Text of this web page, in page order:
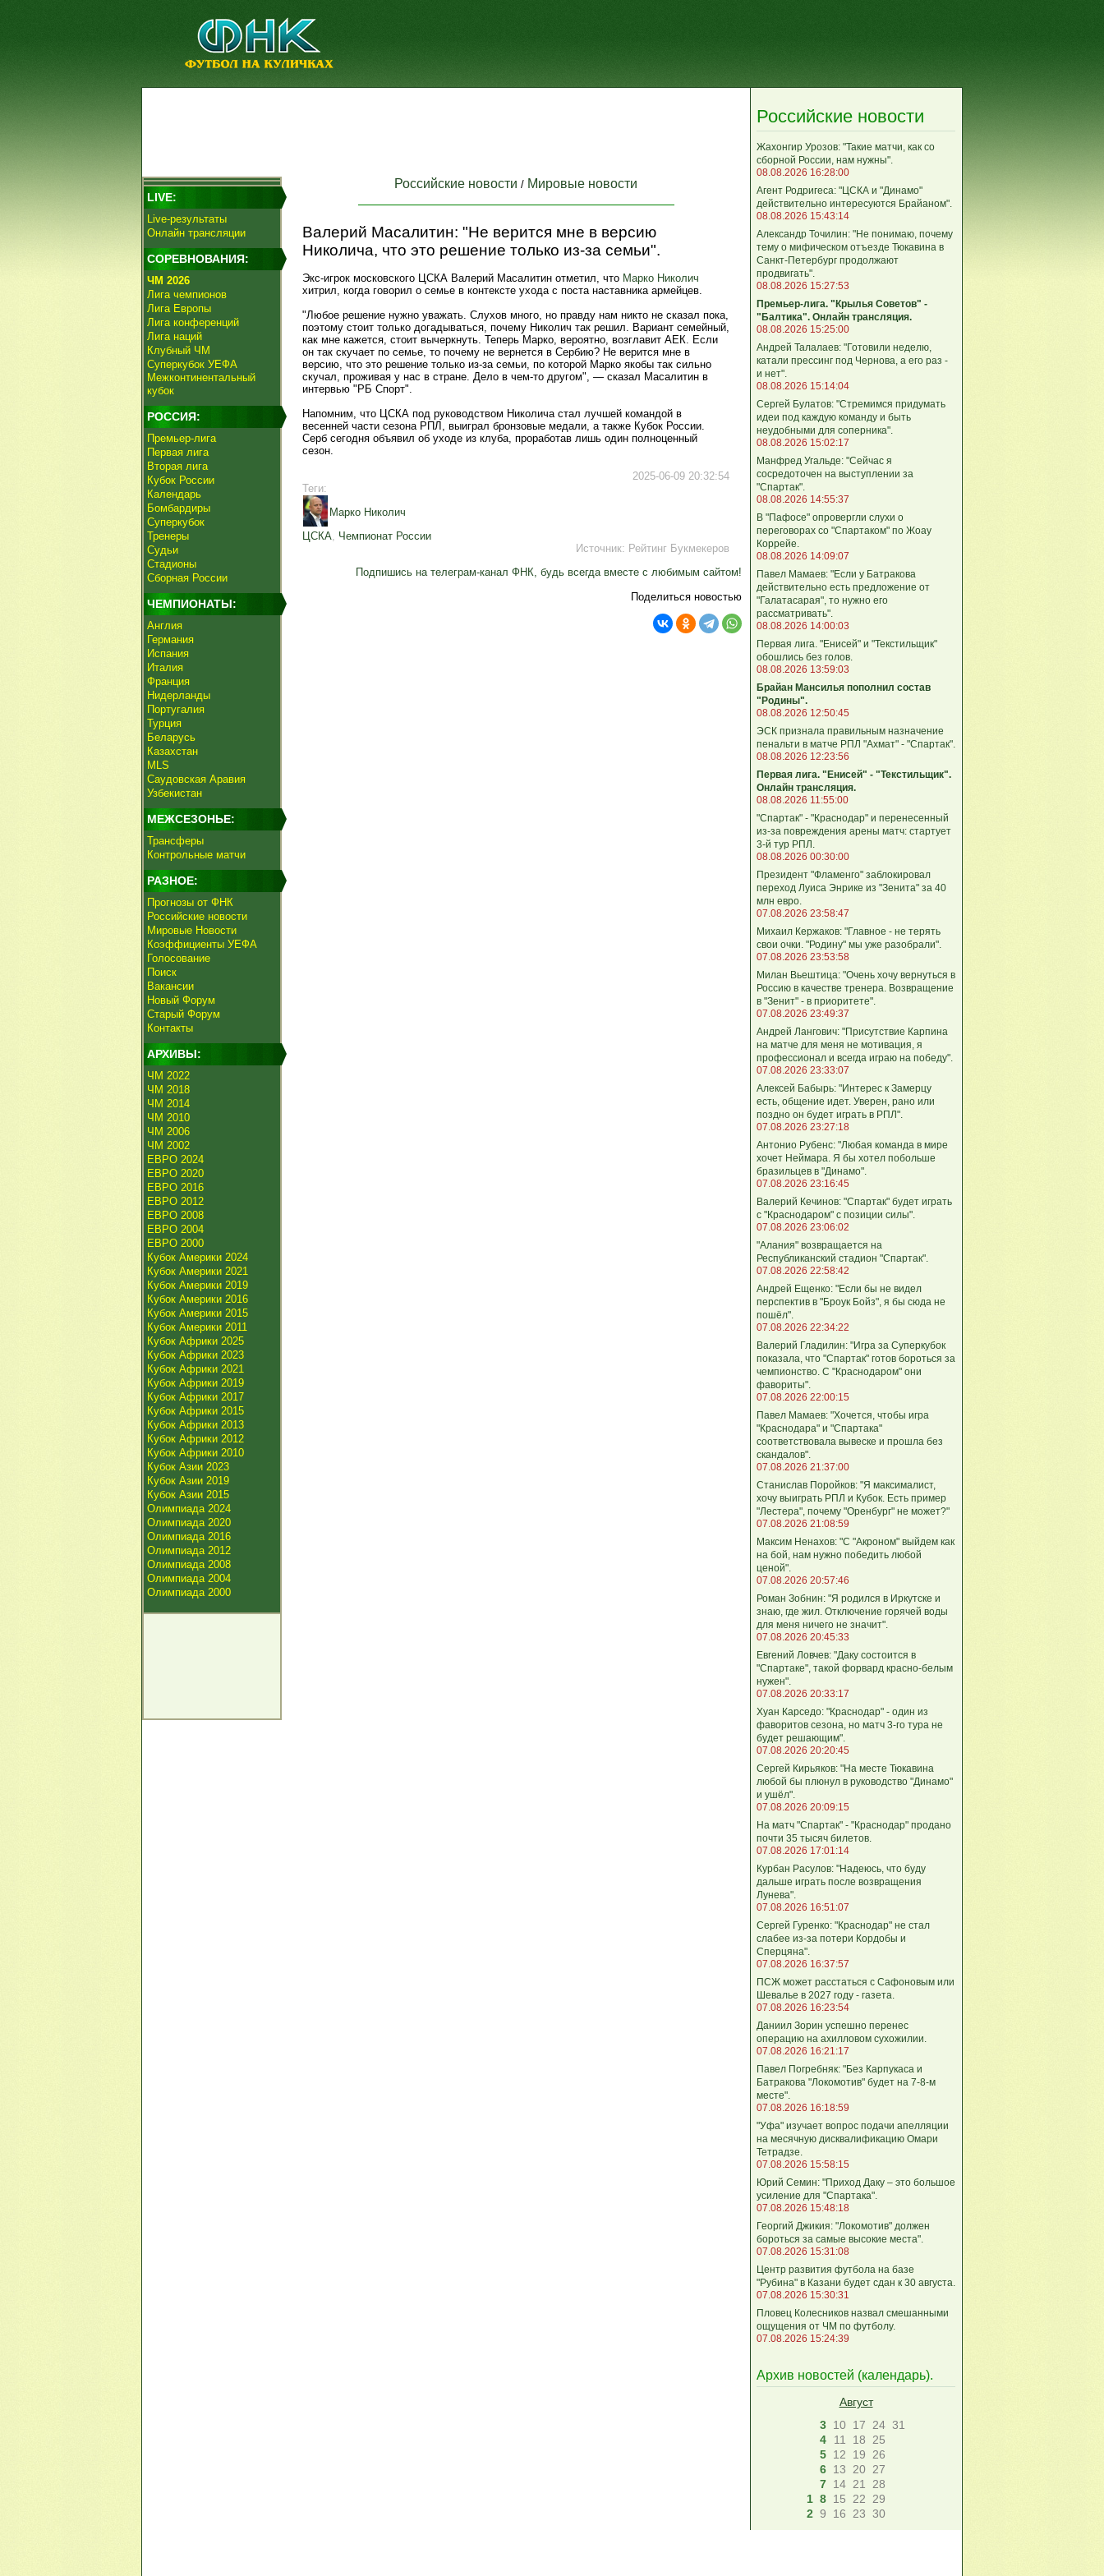
LIVE:
Live-результаты
Онлайн трансляции
СОРЕВНОВАНИЯ:
ЧМ 2026
Лига чемпионов
Лига Европы
Лига конференций
Лига наций
Клубный ЧМ
Суперкубок УЕФА
Межконтинентальный
кубок
РОССИЯ:
Премьер-лига
Первая лига
Вторая лига
Кубок России
Календарь
Бомбардиры
Суперкубок
Тренеры
Судьи
Стадионы
Сборная России
ЧЕМПИОНАТЫ:
Англия
Германия
Испания
Италия
Франция
Нидерланды
Португалия
Турция
Беларусь
Казахстан
MLS
Саудовская Аравия
Узбекистан
МЕЖСЕЗОНЬЕ:
Трансферы
Контрольные матчи
РАЗНОЕ:
Прогнозы от ФНК
Российские новости
Мировые Новости
Коэффициенты УЕФА
Голосование
Поиск
Вакансии
Новый Форум
Старый Форум
Контакты
АРХИВЫ:
ЧМ 2022
ЧМ 2018
ЧМ 2014
ЧМ 2010
ЧМ 2006
ЧМ 2002
ЕВРО 2024
ЕВРО 2020
ЕВРО 2016
ЕВРО 2012
ЕВРО 2008
ЕВРО 2004
ЕВРО 2000
Кубок Америки 2024
Кубок Америки 2021
Кубок Америки 2019
Кубок Америки 2016
Кубок Америки 2015
Кубок Америки 2011
Кубок Африки 2025
Кубок Африки 2023
Кубок Африки 2021
Кубок Африки 2019
Кубок Африки 2017
Кубок Африки 2015
Кубок Африки 2013
Кубок Африки 2012
Кубок Африки 2010
Кубок Азии 2023
Кубок Азии 2019
Кубок Азии 2015
Олимпиада 2024
Олимпиада 2020
Олимпиада 2016
Олимпиада 2012
Олимпиада 2008
Олимпиада 2004
Олимпиада 2000
Российские новости / Мировые новости
Валерий Масалитин: "Не верится мне в версию
Николича, что это решение только из-за семьи".
Экс-игрок московского ЦСКА Валерий Масалитин отметил, что Марко Николич
хитрил, когда говорил о семье в контексте ухода с поста наставника армейцев.
"Любое решение нужно уважать. Слухов много, но правду нам никто не сказал пока,
поэтому стоит только догадываться, почему Николич так решил. Вариант семейный,
как мне кажется, стоит вычеркнуть. Теперь Марко, вероятно, возглавит АЕК. Если
он так скучает по семье, то почему не вернется в Сербию? Не верится мне в
версию, что это решение только из-за семьи, по которой Марко якобы так сильно
скучал, проживая у нас в стране. Дело в чем-то другом", — сказал Масалитин в
интервью "РБ Спорт".
Напомним, что ЦСКА под руководством Николича стал лучшей командой в
весенней части сезона РПЛ, выиграл бронзовые медали, а также Кубок России.
Серб сегодня объявил об уходе из клуба, проработав лишь один полноценный
сезон.
2025-06-09 20:32:54
Теги:
Марко Николич
ЦСКА, Чемпионат России
Источник: Рейтинг Букмекеров
Подпишись на телеграм-канал ФНК, будь всегда вместе с любимым сайтом!
Поделиться новостью
Российские новости
Жахонгир Урозов: "Такие матчи, как со
сборной России, нам нужны".
08.08.2026 16:28:00
Агент Родригеса: "ЦСКА и "Динамо"
действительно интересуются Брайаном".
08.08.2026 15:43:14
Александр Точилин: "Не понимаю, почему
тему о мифическом отъезде Тюкавина в
Санкт-Петербург продолжают
продвигать".
08.08.2026 15:27:53
Премьер-лига. "Крылья Советов" -
"Балтика". Онлайн трансляция.
08.08.2026 15:25:00
Андрей Талалаев: "Готовили неделю,
катали прессинг под Чернова, а его раз -
и нет".
08.08.2026 15:14:04
Сергей Булатов: "Стремимся придумать
идеи под каждую команду и быть
неудобными для соперника".
08.08.2026 15:02:17
Манфред Угальде: "Сейчас я
сосредоточен на выступлении за
"Спартак".
08.08.2026 14:55:37
В "Пафосе" опровергли слухи о
переговорах со "Спартаком" по Жоау
Коррейе.
08.08.2026 14:09:07
Павел Мамаев: "Если у Батракова
действительно есть предложение от
"Галатасарая", то нужно его
рассматривать".
08.08.2026 14:00:03
Первая лига. "Енисей" и "Текстильщик"
обошлись без голов.
08.08.2026 13:59:03
Брайан Мансилья пополнил состав
"Родины".
08.08.2026 12:50:45
ЭСК признала правильным назначение
пенальти в матче РПЛ "Ахмат" - "Спартак".
08.08.2026 12:23:56
Первая лига. "Енисей" - "Текстильщик".
Онлайн трансляция.
08.08.2026 11:55:00
"Спартак" - "Краснодар" и перенесенный
из-за повреждения арены матч: стартует
3-й тур РПЛ.
08.08.2026 00:30:00
Президент "Фламенго" заблокировал
переход Луиса Энрике из "Зенита" за 40
млн евро.
07.08.2026 23:58:47
Михаил Кержаков: "Главное - не терять
свои очки. "Родину" мы уже разобрали".
07.08.2026 23:53:58
Милан Вьештица: "Очень хочу вернуться в
Россию в качестве тренера. Возвращение
в "Зенит" - в приоритете".
07.08.2026 23:49:37
Андрей Лангович: "Присутствие Карпина
на матче для меня не мотивация, я
профессионал и всегда играю на победу".
07.08.2026 23:33:07
Алексей Бабырь: "Интерес к Замерцу
есть, общение идет. Уверен, рано или
поздно он будет играть в РПЛ".
07.08.2026 23:27:18
Антонио Рубенс: "Любая команда в мире
хочет Неймара. Я бы хотел побольше
бразильцев в "Динамо".
07.08.2026 23:16:45
Валерий Кечинов: "Спартак" будет играть
с "Краснодаром" с позиции силы".
07.08.2026 23:06:02
"Алания" возвращается на
Республиканский стадион "Спартак".
07.08.2026 22:58:42
Андрей Ещенко: "Если бы не видел
перспектив в "Броук Бойз", я бы сюда не
пошёл".
07.08.2026 22:34:22
Валерий Гладилин: "Игра за Суперкубок
показала, что "Спартак" готов бороться за
чемпионство. С "Краснодаром" они
фавориты".
07.08.2026 22:00:15
Павел Мамаев: "Хочется, чтобы игра
"Краснодара" и "Спартака"
соответствовала вывеске и прошла без
скандалов".
07.08.2026 21:37:00
Станислав Поройков: "Я максималист,
хочу выиграть РПЛ и Кубок. Есть пример
"Лестера", почему "Оренбург" не может?"
07.08.2026 21:08:59
Максим Ненахов: "С "Акроном" выйдем как
на бой, нам нужно победить любой
ценой".
07.08.2026 20:57:46
Роман Зобнин: "Я родился в Иркутске и
знаю, где жил. Отключение горячей воды
для меня ничего не значит".
07.08.2026 20:45:33
Евгений Ловчев: "Даку состоится в
"Спартаке", такой форвард красно-белым
нужен".
07.08.2026 20:33:17
Хуан Карседо: "Краснодар" - один из
фаворитов сезона, но матч 3-го тура не
будет решающим".
07.08.2026 20:20:45
Сергей Кирьяков: "На месте Тюкавина
любой бы плюнул в руководство "Динамо"
и ушёл".
07.08.2026 20:09:15
На матч "Спартак" - "Краснодар" продано
почти 35 тысяч билетов.
07.08.2026 17:01:14
Курбан Расулов: "Надеюсь, что буду
дальше играть после возвращения
Лунева".
07.08.2026 16:51:07
Сергей Гуренко: "Краснодар" не стал
слабее из-за потери Кордобы и
Сперцяна".
07.08.2026 16:37:57
ПСЖ может расстаться с Сафоновым или
Шевалье в 2027 году - газета.
07.08.2026 16:23:54
Даниил Зорин успешно перенес
операцию на ахилловом сухожилии.
07.08.2026 16:21:17
Павел Погребняк: "Без Карпукаса и
Батракова "Локомотив" будет на 7-8-м
месте".
07.08.2026 16:18:59
"Уфа" изучает вопрос подачи апелляции
на месячную дисквалификацию Омари
Тетрадзе.
07.08.2026 15:58:15
Юрий Семин: "Приход Даку – это большое
усиление для "Спартака".
07.08.2026 15:48:18
Георгий Джикия: "Локомотив" должен
бороться за самые высокие места".
07.08.2026 15:31:08
Центр развития футбола на базе
"Рубина" в Казани будет сдан к 30 августа.
07.08.2026 15:30:31
Пловец Колесников назвал смешанными
ощущения от ЧМ по футболу.
07.08.2026 15:24:39
Архив новостей (календарь).
Август
3 10 17 24 31
4
11 18
25
5 12 19
26
6 13 20 27
7 14 21
28
1 8 15 22
29
2 9 16 23 30